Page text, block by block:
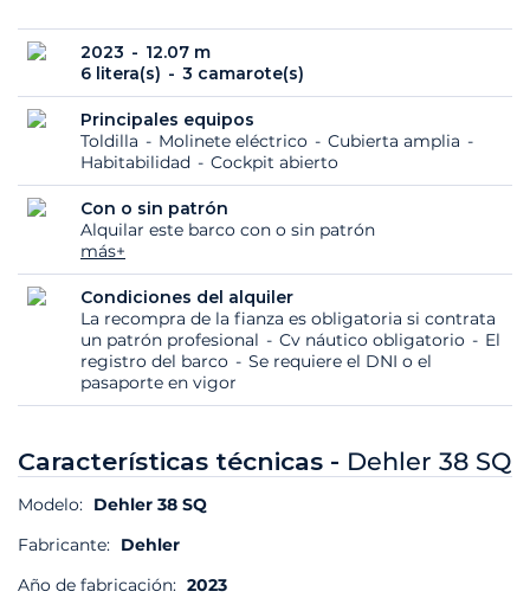
2023
12.07 m
6 litera(s)
3 camarote(s)
Principales equipos
Toldilla
Molinete eléctrico
Cubierta amplia
Habitabilidad
Cockpit abierto
Con o sin patrón
Alquilar este barco con o sin patrón
más+
Condiciones del alquiler
La recompra de la fianza es obligatoria si contrata
un patrón profesional
Cv náutico obligatorio
El
registro del barco
Se requiere el DNI o el
pasaporte en vigor
Características técnicas - Dehler 38 SQ
Modelo: Dehler 38 SQ
Fabricante: Dehler
Año de fabricación: 2023